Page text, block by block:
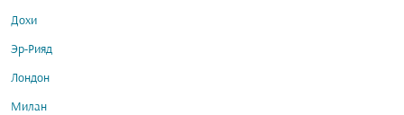
Дохи
Эр-Рияд
Лондон
Милан